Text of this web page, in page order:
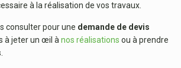
à la réalisation de vos travaux.
consulter pour une demande de devis
à jeter un œil ànos réalisations ou à prendre